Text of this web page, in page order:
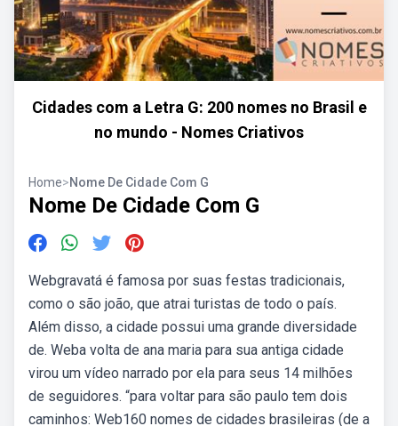
Cidades com a Letra G: 200 nomes no Brasil e
no mundo - Nomes Criativos
Home>Nome De Cidade Com G
Nome De Cidade Com G
Webgravatá é famosa por suas festas tradicionais,
como o são joão, que atrai turistas de todo o país.
Além disso, a cidade possui uma grande diversidade
de. Weba volta de ana maria para sua antiga cidade
virou um vídeo narrado por ela para seus 14 milhões
de seguidores. “para voltar para são paulo tem dois
caminhos: Web160 nomes de cidades brasileiras (de a